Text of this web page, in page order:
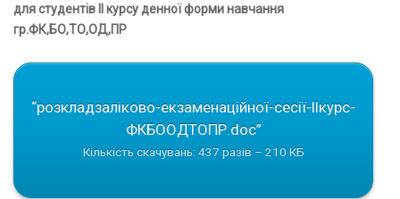
для студентів ІІ курсу денної форми навчання
гр.ФК,БО,ТО,ОД,ПР
“розкладзаліково-екзаменаційної-сесії-ІІкурс-
ФКБООДТОПР.doc”
Кількість скачувань: 437 разів – 210 КБ